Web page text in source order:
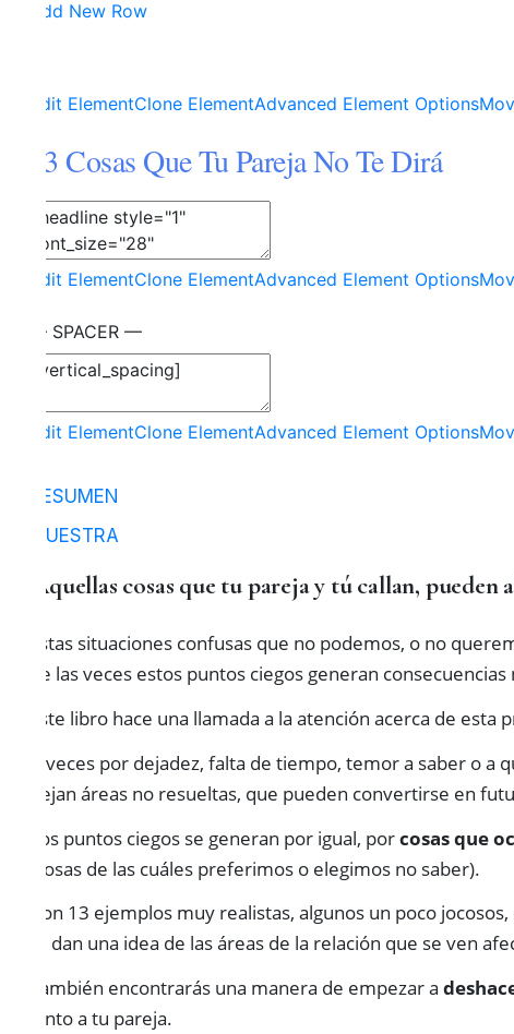
Add New Row
Edit ElementClone ElementAdvanced Element Options
13 Cosas Que Tu Pareja No Te Dirá
Edit ElementClone ElementAdvanced Element Options
— SPACER —
Edit ElementClone ElementAdvanced Element Options
RESUMEN
MUESTRA
Aquellas cosas que tu pareja y tú callan, pueden
Estas situaciones confusas que no podemos, o no
de las veces estos puntos ciegos generan consecuencias
Este libro hace una llamada a la atención acerca de
A veces por dejadez, falta de tiempo, temor a saber o a
dejan áreas no resueltas, que pueden convertirse en
Los puntos ciegos se generan por igual, porcosas que
(cosas de las cuáles preferimos o elegimos no saber).
Con 13 ejemplos muy realistas, algunos un poco
te dan una idea de las áreas de la relación que se ven
También encontrarás una manera de empezar a
junto a tu pareja.